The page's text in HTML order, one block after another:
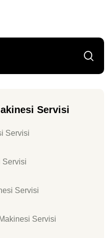
Servisi
Servisi
Servisi
Servisi
Servisi